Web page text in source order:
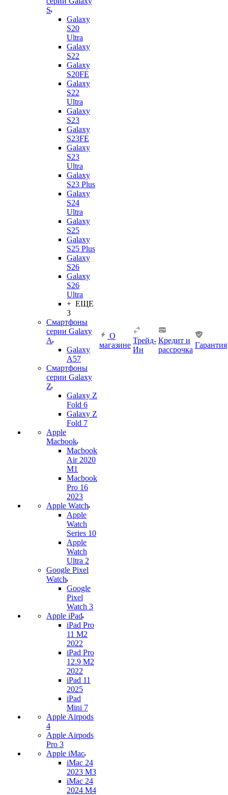
S
Galaxy
S20
Ultra
Galaxy
S22
Galaxy
S20FE
Galaxy
S22
Ultra
Galaxy
S23
Galaxy
S23FE
Galaxy
S23
Ultra
Galaxy
S23 Plus
Galaxy
S24
Ultra
Galaxy
S25
Galaxy
S25 Plus
Galaxy
S26
Galaxy
S26
Ultra
+ ЕЩЕ
3
Смартфоны
серии Galaxy
A
Galaxy
A57
Смартфоны
серии Galaxy
Z
Galaxy Z
Fold 6
Galaxy Z
Fold 7
Apple
Macbook
Macbook
Air 2020
M1
Macbook
Pro 16
2023
Apple Watch
Apple
Watch
Series 10
Apple
Watch
Ultra 2
Google Pixel
Watch
Google
Pixel
Watch 3
Apple iPad
iPad Pro
11 M2
2022
iPad Pro
12.9 M2
2022
iPad 11
2025
iPad
Mini 7
Apple Airpods
4
Apple Airpods
Pro 3
Apple iMac
iMac 24
2023 M3
iMac 24
2024 M4
О
магазине
Трейд-
Ин
Кредит и
рассрочка
Гарантия